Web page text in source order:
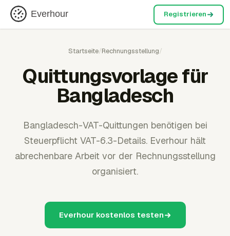
Everhour Registrieren
Startseite/Rechnungsstellung/
Quittungsvorlage für
Bangladesch
Bangladesch-VAT-Quittungen benötigen bei
Steuerpflicht VAT-6.3-Details. Everhour hält
abrechenbare Arbeit vor der Rechnungsstellung
organisiert.
Everhour kostenlos testen